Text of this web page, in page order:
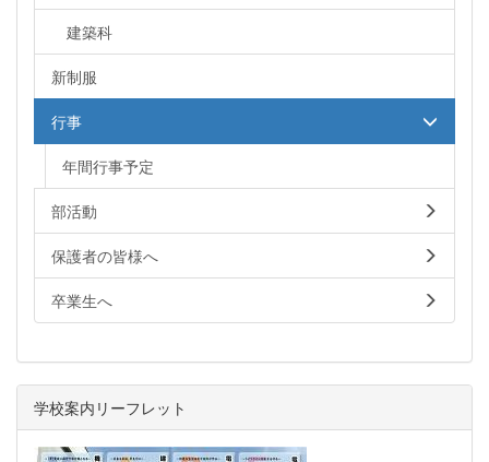
建築科
新制服
行事
年間行事予定
部活動
保護者の皆様へ
卒業生へ
学校案内リーフレット